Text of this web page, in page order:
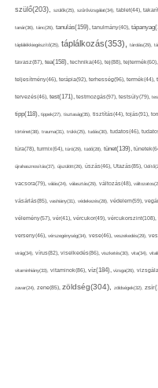
szülő(203), szülők(25), szűrővizsgálat(34), tablet(44),
tanár(36), tánc(26), tanulás(159), tanulmány(40),
táplálékkiegészítő(25), táplálkozás(353), tárolás(29),
tavasz(87), tea(158), technika(46), tej(88), tejtermék(60),
teljesítmény(46), terápia(92), terhesség(96), termék(44),
tervezés(46), test(171), testmozgás(97), testsúly(79),
tipp(118), tippek(27), tisztaság(35), tisztítás(44), tojás(91),
történet(38), trauma(31), trükk(25), tudás(30), tudatos(46),
túra(78), turmix(64), túró(29), tüdő(28), tünet(139),
újrahasznosítás(37), újszülött(26), úszás(46), Utazás(85),
vacsora(79), válás(24), választás(29), változás(48),
vásárlás(85), vashiány(31), védekezés(28), védelem(59),
vélemény(57), vér(41), vércukor(49), vércukorszint(108),
verseny(46), vérszegénység(34), vese(46), veszekedés(29),
virág(34), vírus(82), viselkedés(86), viszketés(30), vita(34),
vitaminhiány(33), vitaminok(86), víz(184), vizsga(26),
zavar(24), zene(85), zöldség(304), zöldségek(32),